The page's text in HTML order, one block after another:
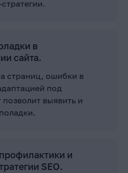
в
сайта.
страниц, ошибки в
под
выявить и
и
SEO.